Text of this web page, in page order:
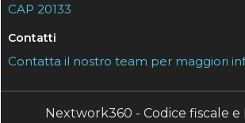
CAP 20133
Contatti
Contatta il nostro team per maggiori
Nextwork360 - Codice fiscale e